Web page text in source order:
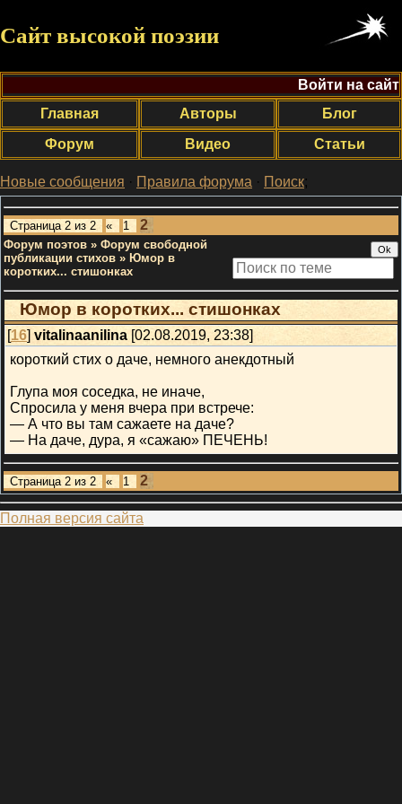
Сайт высокой поэзии
Войти на сайт
Главная
Авторы
Блог
Форум
Видео Статьи
Новые сообщения · Правила форума · Поиск;
Страница 2 из 2 « 1 2
Форум поэтов » Форум свободной
публикации стихов » Юмор в
коротких... стишонках
Юмор в коротких... стишонках
[16]vitalinaanilina [02.08.2019, 23:38]
короткий стих о даче, немного анекдотный
Глупа моя соседка, не иначе,
Спросила у меня вчера при встрече:
— А что вы там сажаете на даче?
— На даче, дура, я «сажаю» ПЕЧЕНЬ!
Страница 2 из 2 « 1 2
Полная версия сайта